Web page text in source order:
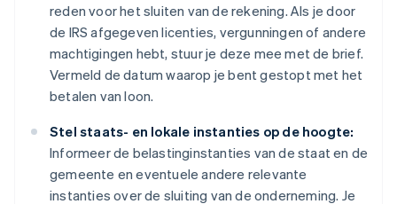
reden voor het sluiten van de rekening. Als je door
de IRS afgegeven licenties, vergunningen of andere
machtigingen hebt, stuur je deze mee met de brief.
Vermeld de datum waarop je bent gestopt met het
betalen van loon.
Stel staats- en lokale instanties op de hoogte:
Informeer de belastinginstanties van de staat en de
gemeente en eventuele andere relevante
instanties over de sluiting van de onderneming. Je